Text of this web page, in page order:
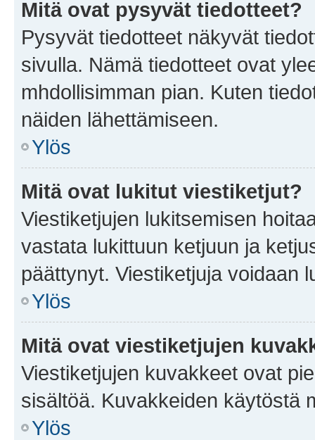
Mitä ovat pysyvät tiedotteet?
Pysyvät tiedotteet näkyvät
sivulla. Nämä tiedotteet ovat
mhdollisimman pian. Kuten
näiden lähettämiseen.
Ylös
Mitä ovat lukitut viestiketjut?
Viestiketjujen lukitsemisen
vastata lukittuun ketjuun ja
päättynyt. Viestiketjuja voidaan
Ylös
Mitä ovat viestiketjujen
Viestiketjujen kuvakkeet ovat
sisältöä. Kuvakkeiden käytöstä
Ylös